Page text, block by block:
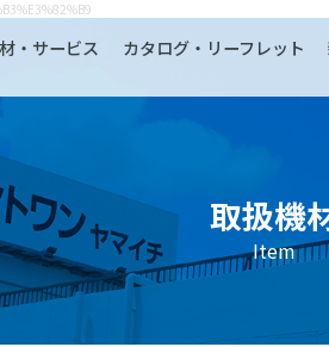
・サービス カタログ・リーフレット
取扱機
Item